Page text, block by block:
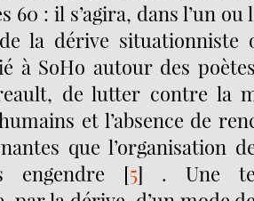
60 : il s’agira, dans l’un ou
la dérive situationniste
à SoHo autour des
de lutter contre la
et l’absence de
que l’organisation
engendre [5] . Une